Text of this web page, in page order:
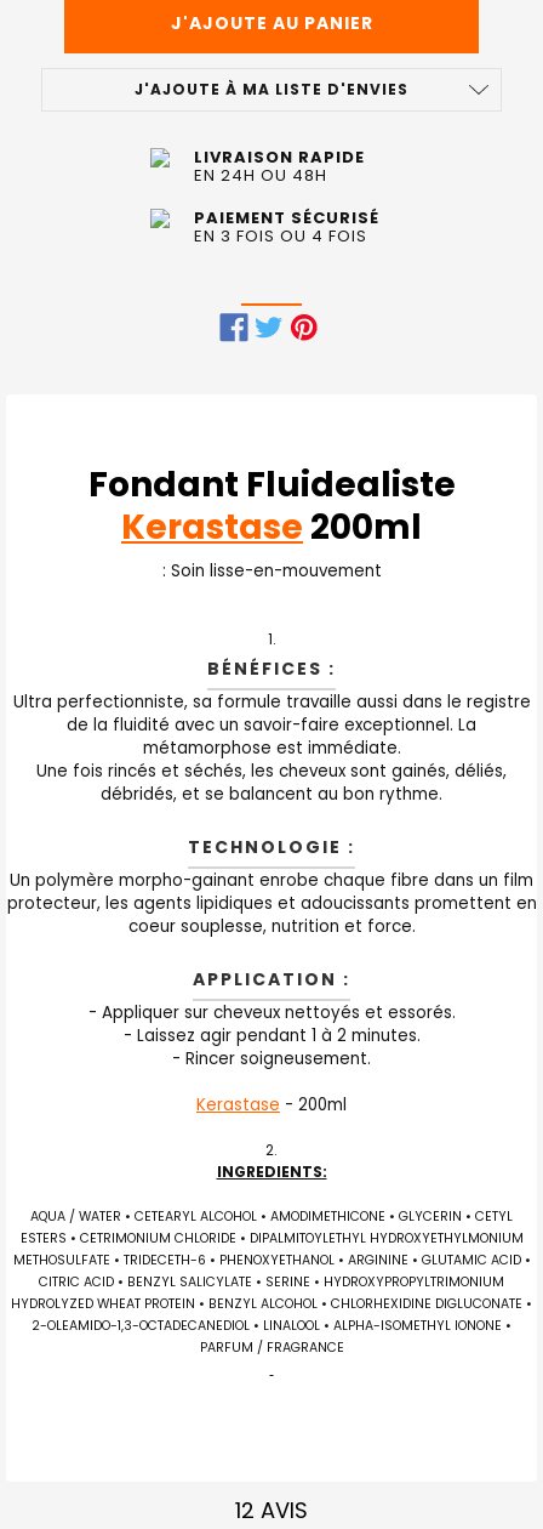
J'AJOUTE À MA LISTE D'ENVIES
LIVRAISON RAPIDE
EN 24H OU 48H
PAIEMENT SÉCURISÉ
EN 3 FOIS OU 4 FOIS
TOUT
SELECTIONNER
Fondant Fluidealiste
Kerastase 200ml
: Soin lisse-en-mouvement
BÉNÉFICES :
Ultra perfectionniste, sa formule travaille aussi dans le registre
de la fluidité avec un savoir-faire exceptionnel. La
métamorphose est immédiate.
Une fois rincés et séchés, les cheveux sont gainés, déliés,
débridés, et se balancent au bon rythme.
TECHNOLOGIE :
Un polymère morpho-gainant enrobe chaque fibre dans un film
protecteur, les agents lipidiques et adoucissants promettent en
coeur souplesse, nutrition et force.
APPLICATION :
- Appliquer sur cheveux nettoyés et essorés.
- Laissez agir pendant 1 à 2 minutes.
- Rincer soigneusement.
Kerastase - 200ml
INGREDIENTS:
AQUA / WATER • CETEARYL ALCOHOL • AMODIMETHICONE • GLYCERIN • CETYL
ESTERS • CETRIMONIUM CHLORIDE • DIPALMITOYLETHYL HYDROXYETHYLMONIUM
METHOSULFATE • TRIDECETH-6 • PHENOXYETHANOL • ARGININE • GLUTAMIC ACID •
CITRIC ACID • BENZYL SALICYLATE • SERINE • HYDROXYPROPYLTRIMONIUM
HYDROLYZED WHEAT PROTEIN • BENZYL ALCOHOL • CHLORHEXIDINE DIGLUCONATE •
2-OLEAMIDO-1,3-OCTADECANEDIOL • LINALOOL • ALPHA-ISOMETHYL IONONE •
PARFUM / FRAGRANCE
12 AVIS